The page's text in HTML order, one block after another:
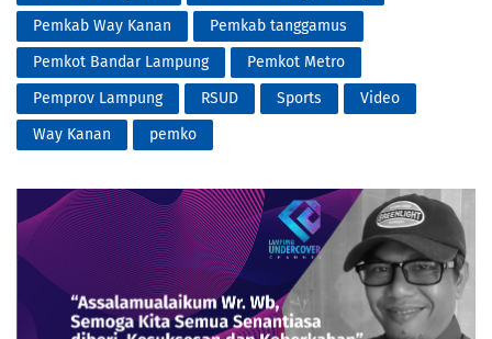
Pemkab Way Kanan
Pemkab tanggamus
Pemkot Bandar Lampung
Pemkot Metro
Pemprov Lampung
RSUD Sports
Video
Way Kanan
pemko